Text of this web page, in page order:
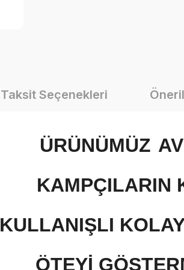
Taksit Seçenekleri
ÜRÜNÜMÜZ
KAMPÇILARIN
KULLANIŞLI
ÖTEYİ